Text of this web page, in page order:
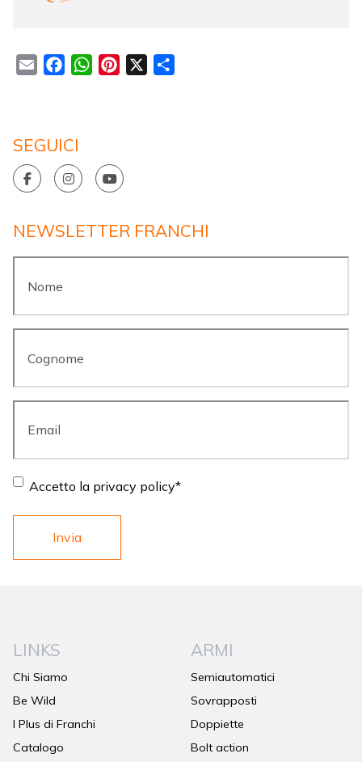
Email FacebookWhatsApp
Pinterest
SEGUICI
NEWSLETTER FRANCHI
Consent *
Accetto la privacy policy*
LINKS
Chi Siamo
Be Wild
I Plus di Franchi
Catalogo
ARMI
Semiautomatici
Sovrapposti
Doppiette
Bolt action